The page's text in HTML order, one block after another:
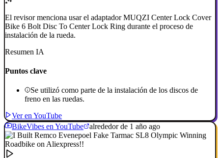
El revisor menciona usar el adaptador MUQZI Center Lock Cover
Bike 6 Bolt Disc To Center Lock Ring durante el proceso de
instalación de la rueda.
Resumen IA
Puntos clave
Se utilizó como parte de la instalación de los discos de
freno en las ruedas.
Ver en YouTube
BikeVibes en YouTube
alrededor de 1 año ago